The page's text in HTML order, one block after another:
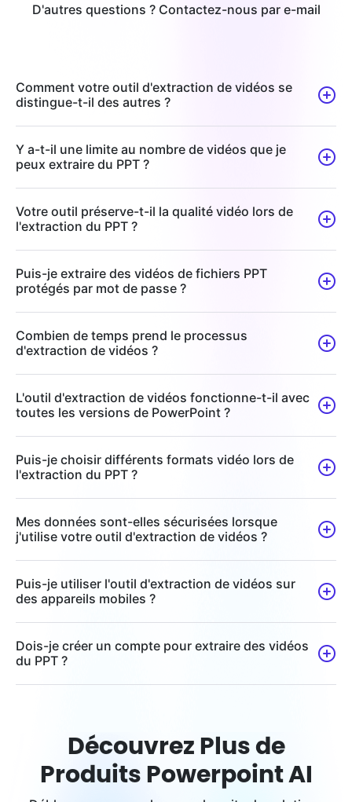
D'autres questions ? Contactez-nous par e-mail
Comment votre outil d'extraction de vidéos se
distingue-t-il des autres ?
Y a-t-il une limite au nombre de vidéos que je
peux extraire du PPT ?
Votre outil préserve-t-il la qualité vidéo lors de
l'extraction du PPT ?
Puis-je extraire des vidéos de fichiers PPT
protégés par mot de passe ?
Combien de temps prend le processus
d'extraction de vidéos ?
L'outil d'extraction de vidéos fonctionne-t-il avec
toutes les versions de PowerPoint ?
Puis-je choisir différents formats vidéo lors de
l'extraction du PPT ?
Mes données sont-elles sécurisées lorsque
j'utilise votre outil d'extraction de vidéos ?
Puis-je utiliser l'outil d'extraction de vidéos sur
des appareils mobiles ?
Dois-je créer un compte pour extraire des vidéos
du PPT ?
Découvrez Plus de
Produits Powerpoint AI